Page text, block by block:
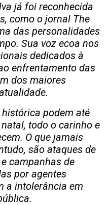
já foi reconhecida
como o jornal The
das personalidades
Sua voz ecoa nos
dedicados à
enfrentamento das
dos maiores
podem até
todo o carinho e
O que jamais
são ataques de
campanhas de
por agentes
a intolerância em